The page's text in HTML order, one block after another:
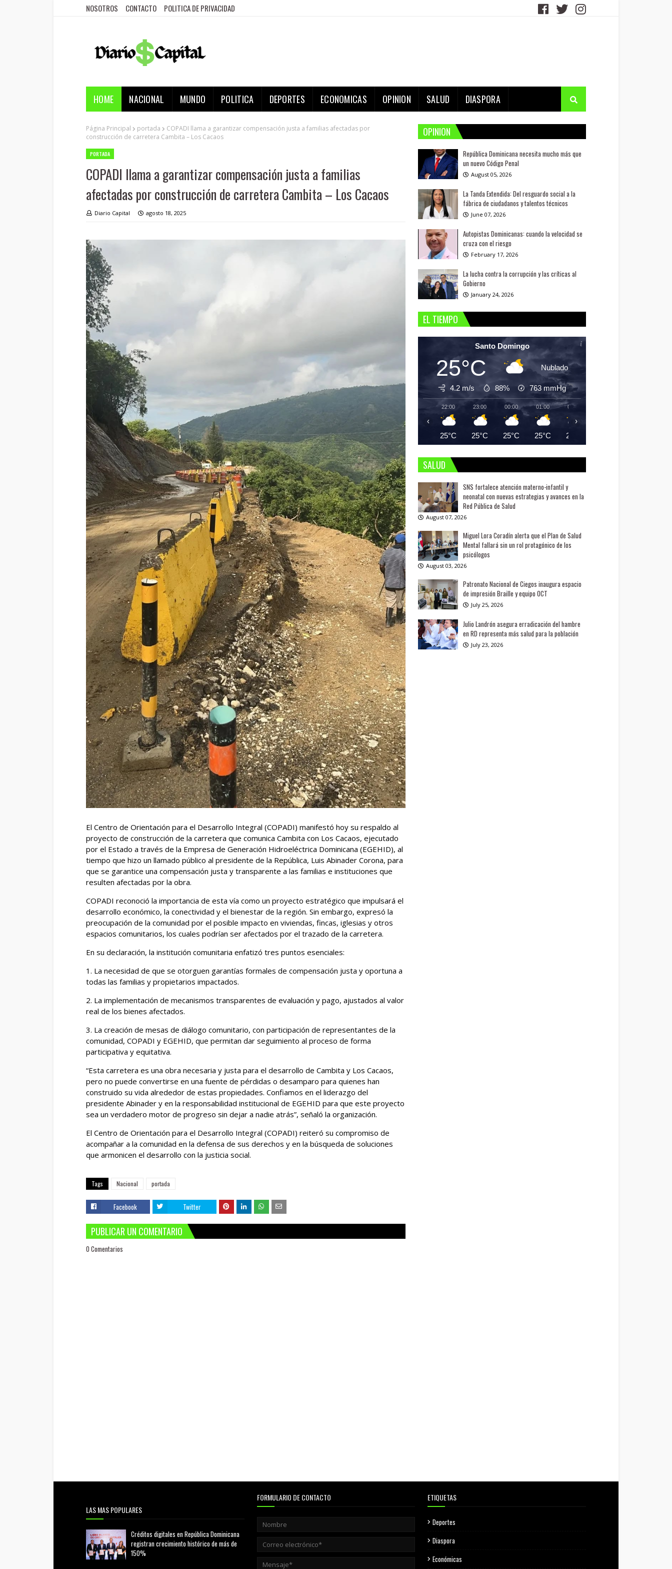
NOSOTROS CONTACTO POLITICA DE PRIVACIDAD
HOME NACIONAL MUNDO POLITICA DEPORTES ECONOMICAS OPINION SALUD DIASPORA
Página Principal portada
COPADI llama a garantizar compensación justa a familias afectadas por
construcción de carretera Cambita – Los Cacaos
PORTADA
COPADI llama a garantizar compensación justa a familias
afectadas por construcción de carretera Cambita – Los Cacaos
Diario Capital agosto 18, 2025
El Centro de Orientación para el Desarrollo Integral (COPADI) manifestó hoy su respaldo al
proyecto de construcción de la carretera que comunica Cambita con Los Cacaos, ejecutado
por el Estado a través de la Empresa de Generación Hidroeléctrica Dominicana (EGEHID), al
tiempo que hizo un llamado público al presidente de la República, Luis Abinader Corona, para
que se garantice una compensación justa y transparente a las familias e instituciones que
resulten afectadas por la obra.
COPADI reconoció la importancia de esta vía como un proyecto estratégico que impulsará el
desarrollo económico, la conectividad y el bienestar de la región. Sin embargo, expresó la
preocupación de la comunidad por el posible impacto en viviendas, fincas, iglesias y otros
espacios comunitarios, los cuales podrían ser afectados por el trazado de la carretera.
En su declaración, la institución comunitaria enfatizó tres puntos esenciales:
1. La necesidad de que se otorguen garantías formales de compensación justa y oportuna a
todas las familias y propietarios impactados.
2. La implementación de mecanismos transparentes de evaluación y pago, ajustados al valor
real de los bienes afectados.
3. La creación de mesas de diálogo comunitario, con participación de representantes de la
comunidad, COPADI y EGEHID, que permitan dar seguimiento al proceso de forma
participativa y equitativa.
“Esta carretera es una obra necesaria y justa para el desarrollo de Cambita y Los Cacaos,
pero no puede convertirse en una fuente de pérdidas o desamparo para quienes han
construido su vida alrededor de estas propiedades. Confiamos en el liderazgo del
presidente Abinader y en la responsabilidad institucional de EGEHID para que este proyecto
sea un verdadero motor de progreso sin dejar a nadie atrás”, señaló la organización.
El Centro de Orientación para el Desarrollo Integral (COPADI) reiteró su compromiso de
acompañar a la comunidad en la defensa de sus derechos y en la búsqueda de soluciones
que armonicen el desarrollo con la justicia social.
Tags Nacional portada
Facebook Twitter
PUBLICAR UN COMENTARIO
0 Comentarios
OPINION
República Dominicana necesita mucho más que
un nuevo Código Penal
August 05, 2026
La Tanda Extendida: Del resguardo social a la
fábrica de ciudadanos y talentos técnicos
June 07, 2026
Autopistas Dominicanas: cuando la velocidad se
cruza con el riesgo
February 17, 2026
La lucha contra la corrupción y las críticas al
Gobierno
January 24, 2026
EL TIEMPO
Santo Domingo
25°C Nublado
4.2 m/s 88% 763 mmHg
22:00
25°C
23:00
25°C
00:00
25°C
01:00
25°C
02:00
25°C
‹ ›
SALUD
SNS fortalece atención materno-infantil y
neonatal con nuevas estrategias y avances en la
Red Pública de Salud
August 07, 2026
Miguel Lora Coradín alerta que el Plan de Salud
Mental fallará sin un rol protagónico de los
psicólogos
August 03, 2026
Patronato Nacional de Ciegos inaugura espacio
de impresión Braille y equipo OCT
July 25, 2026
Julio Landrón asegura erradicación del hambre
en RD representa más salud para la población
July 23, 2026
LAS MAS POPULARES
Créditos digitales en República Dominicana
registran crecimiento histórico de más de
150%
FORMULARIO DE CONTACTO ETIQUETAS
Deportes
Diaspora
Económicas